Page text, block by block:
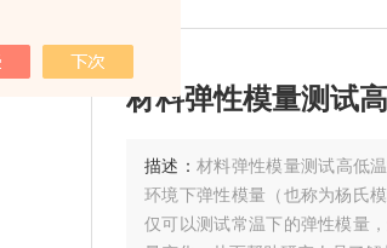
材料弹性模量测试
描述：材料弹性模量测试高低
环境下弹性模量（也称为杨氏
仅可以测试常温下的弹性模量